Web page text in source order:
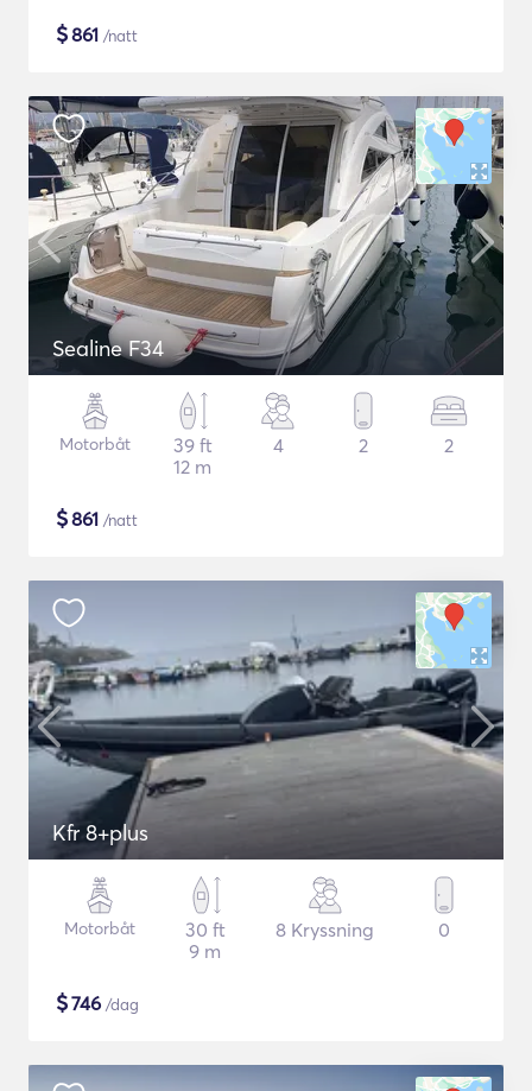
$861 /natt
Sealine F34
Motorbåt
39 ft
12 m
4 2 2
$861 /natt
Kfr 8+plus
Motorbåt
30 ft
9 m
8 Kryssning 0
$746 /dag